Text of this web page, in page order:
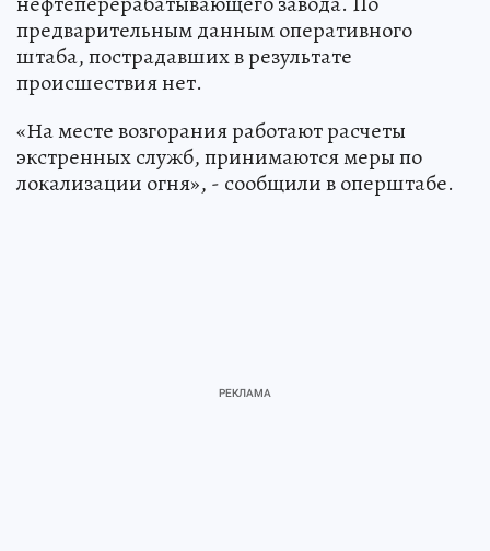
предварительным данным оперативного
штаба, пострадавших в результате
происшествия нет.
«На месте возгорания работают расчеты
экстренных служб, принимаются меры по
локализации огня», - сообщили в оперштабе.